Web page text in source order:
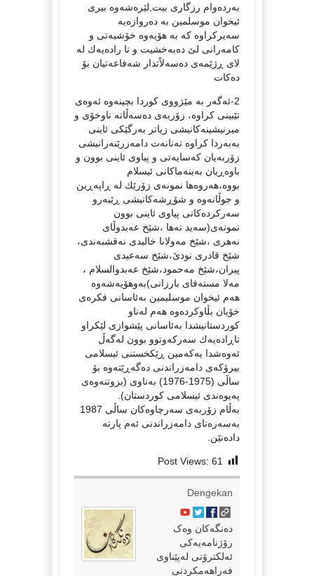
به‌رده‌وام رزگاری بیت,لێره‌شه‌وه‌ بیری
ئیخوان موسلمین به‌ ده‌روازه‌یه‌
سه‌یركراوه‌ كه‌ به‌ هۆیه‌وه‌ خۆشیه‌تی و
كامه‌رانی لێ ده‌به‌خشیت و تا راده‌یه‌ك له‌
لای ڕژێمه‌ی ده‌سه‌لاًتدار شه‌فاعه‌تیان بۆ
ده‌كات
2-ئه‌گه‌ر به‌ مێژووی كوردا بچینه‌وه‌ ئه‌وه‌ی
تێبینی كراوه‌، زۆربه‌ی ده‌سه‌ڵاته‌ ناوخۆی و
میرنیشینه‌كانیشی زیاتر به‌رگێكی ئاینی
به‌به‌ردا كراوه‌ ته‌نانه‌ت دامه‌زرێنه‌رانیشی
زۆربه‌یان كه‌سایه‌تی و پیاوی ئاینی بوون و
باوه‌ڕیان به‌بنه‌ماكانی ئیسلام
بووه‌،هه‌روه‌ها نمونه‌ی زۆرێك له‌ ڕاپه‌ڕین
و جوڵانه‌وه‌ و شۆڕشه‌كانیشی ڕێبه‌رو
سه‌ركرده‌كانی پیاوی ئاینی بوون
نمونه‌ی(سه‌ید ته‌ها ،شێخ عه‌بدوڵای
نه‌هری ،شێخ مه‌ولانا خالیدی نه‌قشبه‌ندی،
شێخ قادری نودێ‌،شێخ سه‌عیدی
پیران،شێخ مه‌حمود،شێخ عه‌بدوالسلام ،
مه‌لا مسته‌فای بارزانی)به‌وهۆیه‌شه‌وه‌
هه‌م ئیخوان موسلیمین به‌ئاسانی فكره‌ی
خۆیان بڵاوكرده‌وه‌ هه‌م له‌ناو
كوردستانیشدا به‌ئاسانی پێشوازی لێكراو
تاڕاده‌یه‌ك سه‌ركه‌وتوو بوون له‌گه‌ڵ
ئه‌وه‌شدا یه‌كه‌مین ڕێكخستنی ئیسلامی
بیرۆكه‌ی دامه‌زراندنی ده‌گه‌ڕێته‌وه‌ بۆ
ساڵی (1975-1976) به‌ناوی (بزوتنه‌وه‌ی
په‌یوه‌ندی ئیسلامی كوردستان).
به‌ڵام زۆربه‌ی سه‌رچاوه‌كان ساڵی 1987
به‌سه‌ره‌تای دامه‌زراندنی ئه‌م پارته‌
داده‌نێن.
Post Views: 61
Dengekan
دەنگەکان وەک
رۆژنامەیەکی
ئەلکترۆنی لەپێناوی
فەراهەمکردنی